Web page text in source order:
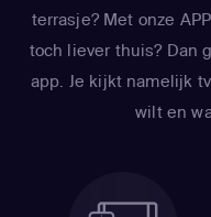
terrasje? Met onze
toch liever thuis? Dan
app. Je kijkt namelijk
wilt en